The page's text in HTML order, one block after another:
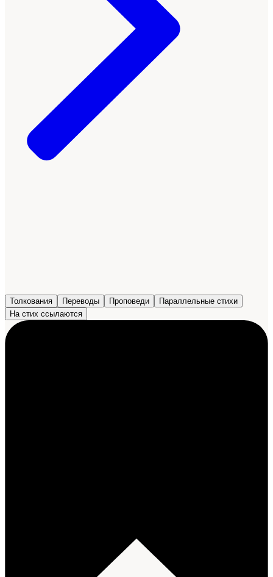
Толкования Переводы Проповеди
Параллельные стихи
На стих ссылаются